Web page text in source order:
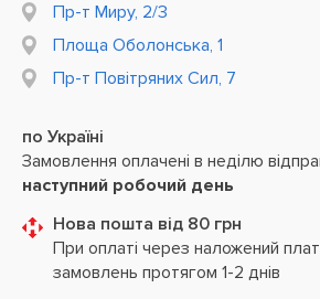
Пр-т Миру, 2/3
Площа Оболонська, 1
Пр-т Повітряних Сил, 7
по Україні
Замовлення оплачені в неділю
наступний робочий день
Нова пошта від 80 грн
При оплаті через наложений
замовлень протягом 1-2 днів